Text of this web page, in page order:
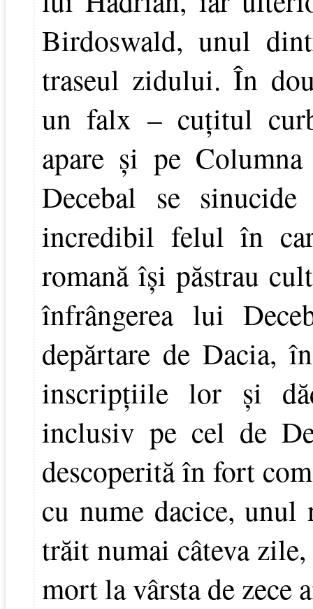
Birdoswald, unul
traseul zidului. În
un falx – cuţitul
apare şi pe
Decebal se
incredibil felul în
romană îşi păstrau
înfrângerea lui
depărtare de Dacia,
inscripţiile lor şi
inclusiv pe cel de
descoperită în fort
cu nume dacice, unul
trăit numai câteva
mort la vârsta de zece